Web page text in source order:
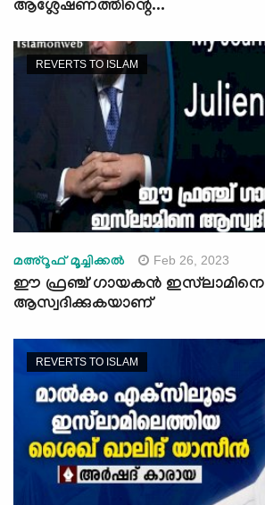
ആശ്ലേഷണത്തിന്റെ...
REVERTS TO ISLAM
മഅ്റൂഫ് മൂച്ചിക്കല്‍ Feb 26, 2023
ഈ ഫ്രഞ്ച് ഗായകന്‍ ഇസ്‍ലാമിനെ
ആസ്വദിക്കുകയാണ്
REVERTS TO ISLAM